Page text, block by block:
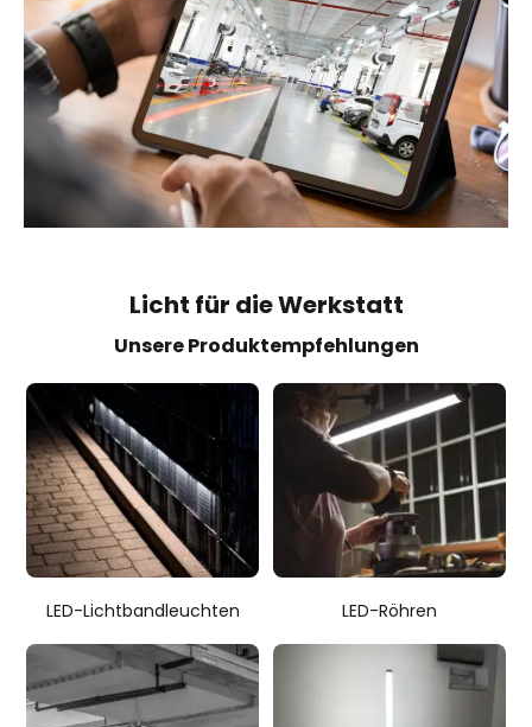
Licht für die Werkstatt
Unsere Produktempfehlungen
LED-Lichtbandleuchten LED-Röhren